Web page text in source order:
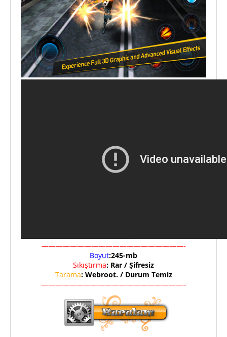
————————————————————-
Boyut:245-mb
Sıkıştırma: Rar / Şifresiz
Tarama: Webroot. / Durum Temiz
————————————————————–